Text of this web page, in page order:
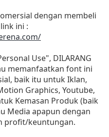
dengan membeli
ini :
Use", DILARANG
memanfaatkan font ini
baik itu untuk Iklan,
Graphics, Youtube,
Kemasan Produk (baik
Media apapun dengan
profit/keuntungan.